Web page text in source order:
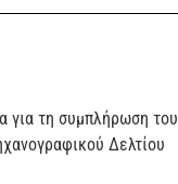
για τη συμπλήρωση του
Δελτίου